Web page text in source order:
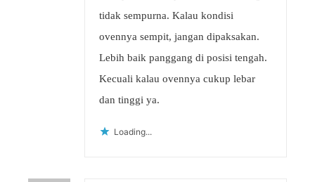
tidak sempurna. Kalau kondisi
ovennya sempit, jangan dipaksakan.
Lebih baik panggang di posisi tengah.
Kecuali kalau ovennya cukup lebar
dan tinggi ya.
Loading...